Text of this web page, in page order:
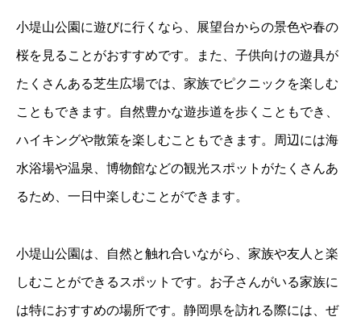
小堤山公園に遊びに行くなら、展望台からの景色や春の
桜を見ることがおすすめです。また、子供向けの遊具が
たくさんある芝生広場では、家族でピクニックを楽しむ
こともできます。自然豊かな遊歩道を歩くこともでき、
ハイキングや散策を楽しむこともできます。周辺には海
水浴場や温泉、博物館などの観光スポットがたくさんあ
るため、一日中楽しむことができます。
小堤山公園は、自然と触れ合いながら、家族や友人と楽
しむことができるスポットです。お子さんがいる家族に
は特におすすめの場所です。静岡県を訪れる際には、ぜ